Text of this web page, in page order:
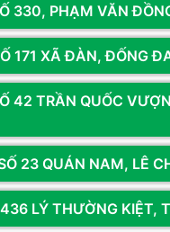
14 CỬA
330, PHẠM VĂN
171 XÃ ĐÀN, ĐỐNG
42 TRẦN QUỐC
23 QUÁN NAM, LÊ
LÝ THƯỜNG KIỆT,